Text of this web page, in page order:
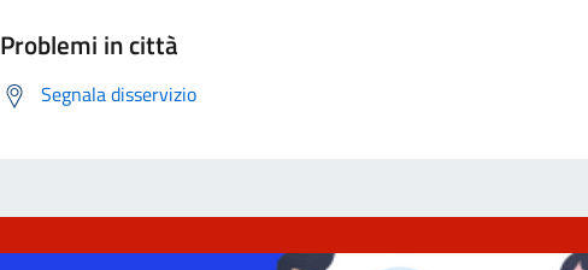
Problemi in città
Segnala disservizio